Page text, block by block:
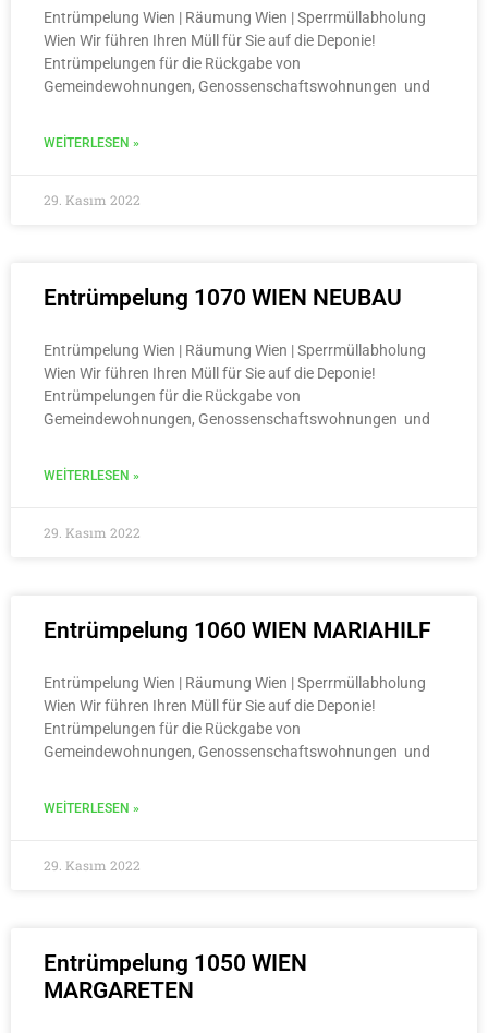
Entrümpelung Wien | Räumung Wien | Sperrmüllabholung
Wien Wir führen Ihren Müll für Sie auf die Deponie!
Entrümpelungen für die Rückgabe von
Gemeindewohnungen, Genossenschaftswohnungen und
WEITERLESEN »
29. Kasım 2022
Entrümpelung 1070 WIEN NEUBAU
Entrümpelung Wien | Räumung Wien | Sperrmüllabholung
Wien Wir führen Ihren Müll für Sie auf die Deponie!
Entrümpelungen für die Rückgabe von
Gemeindewohnungen, Genossenschaftswohnungen und
WEITERLESEN »
29. Kasım 2022
Entrümpelung 1060 WIEN MARIAHILF
Entrümpelung Wien | Räumung Wien | Sperrmüllabholung
Wien Wir führen Ihren Müll für Sie auf die Deponie!
Entrümpelungen für die Rückgabe von
Gemeindewohnungen, Genossenschaftswohnungen und
WEITERLESEN »
29. Kasım 2022
Entrümpelung 1050 WIEN
MARGARETEN